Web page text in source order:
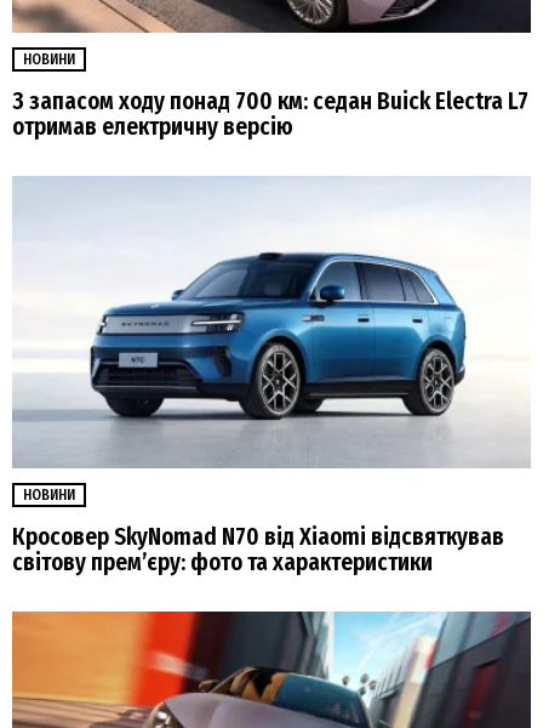
НОВИНИ
З запасом ходу понад 700 км: седан Buick Electra L7
отримав електричну версію
НОВИНИ
Кросовер SkyNomad N70 від Xiaomi відсвяткував
світову прем’єру: фото та характеристики